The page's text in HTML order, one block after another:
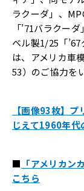
ラクーダ」、
「’71バラクー
ベル製1/25「
は、アメリカ車
53）のご協力を
【画像93枚】
じえて1960年代
■ 「アメリカン
こちら